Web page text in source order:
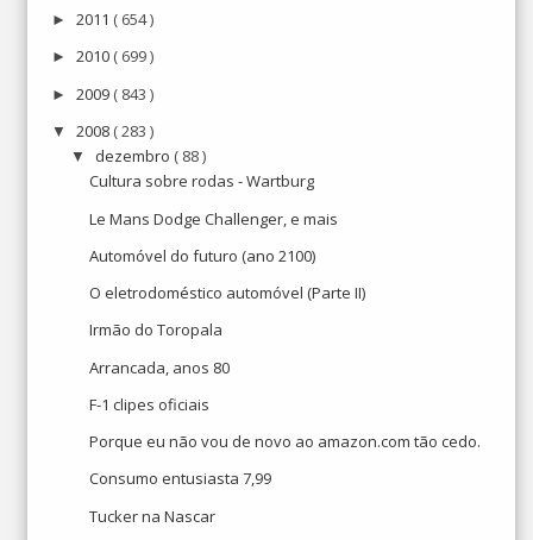
► 2011 ( 654 )
► 2010 ( 699 )
► 2009 ( 843 )
▼ 2008 ( 283 )
▼ dezembro ( 88 )
Cultura sobre rodas - Wartburg
Le Mans Dodge Challenger, e mais
Automóvel do futuro (ano 2100)
O eletrodoméstico automóvel (Parte II)
Irmão do Toropala
Arrancada, anos 80
F-1 clipes oficiais
Porque eu não vou de novo ao amazon.com tão cedo.
Consumo entusiasta 7,99
Tucker na Nascar